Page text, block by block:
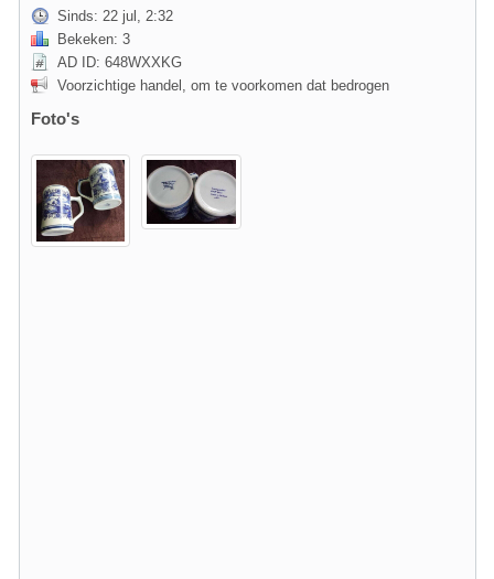
Sinds: 22 jul, 2:32
Bekeken: 3
AD ID: 648WXXKG
Voorzichtige handel, om te voorkomen dat bedrogen
Foto's